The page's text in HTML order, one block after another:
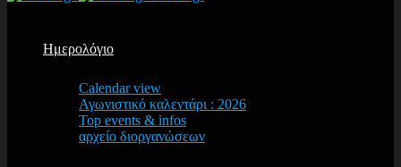
Ημερολόγιο
Calendar view
Αγωνιστικό καλεντάρι : 2026
Top events & infos
αρχείο διοργανώσεων